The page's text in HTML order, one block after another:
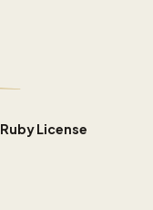
Ruby License